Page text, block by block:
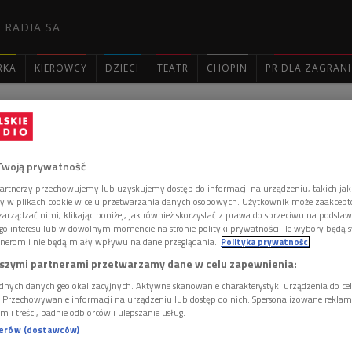
RADIA SA
KIEROWCY DZIECI TEATR CHOPIN PR DLA
Połtorzycka-Stampf'l
możesz być pierwszy!
KOMENTARZ
prywatność
przechowujemy lub uzyskujemy dostęp do informacji na urządzeniu, takich
w plikach cookie w celu przetwarzania danych osobowych. Użytkownik może
nimi, klikając poniżej, jak również skorzystać z prawa do sprzeciwu na
interesu lub w dowolnym momencie na stronie polityki prywatności. Te wybory będą
i nie będą miały wpływu na dane przeglądania. Polityka prywatności
partnerami przetwarzamy dane w celu zapewnienia:
danych geolokalizacyjnych. Aktywne skanowanie charakterystyki urządzenia do
informacji na urządzeniu lub dostęp do nich. Spersonalizowane
i treści, badnie odbiorców i ulepszanie usług.
(dostawców)